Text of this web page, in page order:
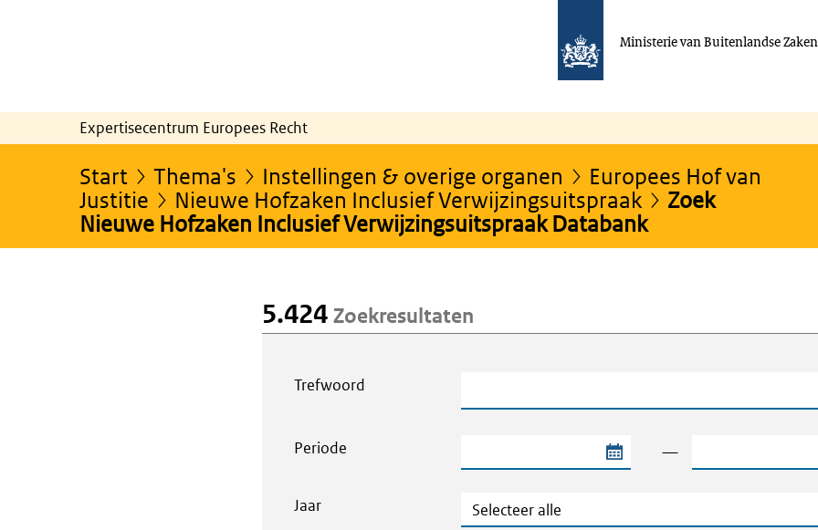
Ministerie van Buitenlandse Zaken
Expertisecentrum Europees Recht
Start Thema's Instellingen & overige organen
Europees Hof van
Justitie
Nieuwe Hofzaken Inclusief Verwijzingsuitspraak
Zoek
Nieuwe Hofzaken Inclusief Verwijzingsuitspraak Databank
5.424 Zoekresultaten
Trefwoord
Periode Begindatum van de periode — Einddatum van de
Jaar Jaar